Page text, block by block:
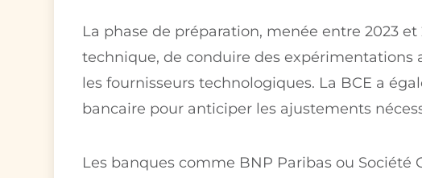
La phase de préparation, menée entre 2023
technique, de conduire des expérimentations
les fournisseurs technologiques. La BCE a
bancaire pour anticiper les ajustements
Les banques comme BNP Paribas ou Société